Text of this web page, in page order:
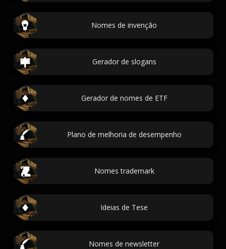
Nomes de invenção
Gerador de slogans
Gerador de nomes de ETF
Plano de melhoria de desempenho
Nomes trademark
Ideias de Tese
Nomes de newsletter